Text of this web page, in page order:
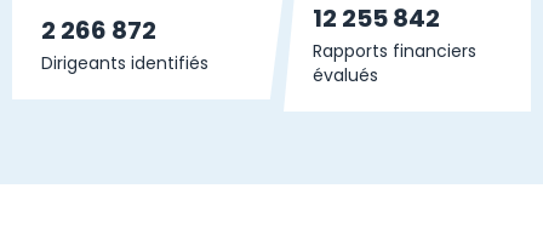
2 266 872
Dirigeants identifiés
12 255 842
Rapports financiers
évalués